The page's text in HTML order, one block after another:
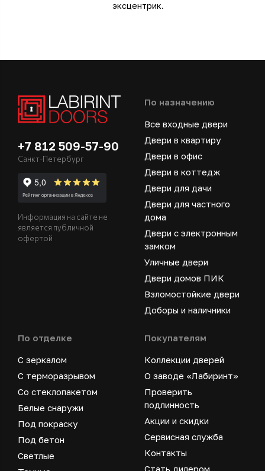
эксцентрик.
+7 812 509-57-90
Санкт-Петербург
Информация на сайте не
является публичной
офертой
По назначению
Все входные двери
Двери в квартиру
Двери в офис
Двери в коттедж
Двери для дачи
Двери для частного
дома
Двери с электронным
замком
Уличные двери
Двери домов ПИК
Взломостойкие двери
Доборы и наличники
По отделке
С зеркалом
С терморазрывом
Со стеклопакетом
Белые снаружи
Под покраску
Под бетон
Светлые
Покупателям
Коллекции дверей
О заводе «Лабиринт»
Проверить
подлинность
Акции и скидки
Сервисная служба
Контакты
Стать дилером